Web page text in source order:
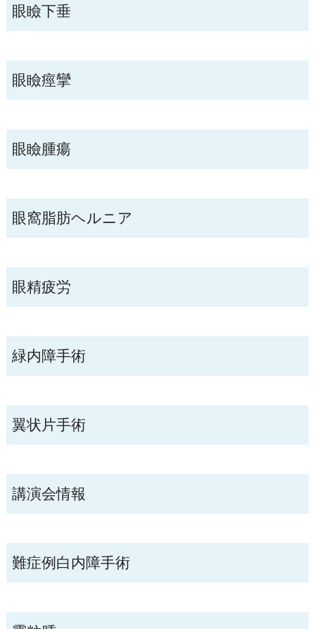
眼瞼下垂
眼瞼痙攣
眼瞼腫瘍
眼窩脂肪ヘルニア
眼精疲労
緑内障手術
翼状片手術
講演会情報
難症例白内障手術